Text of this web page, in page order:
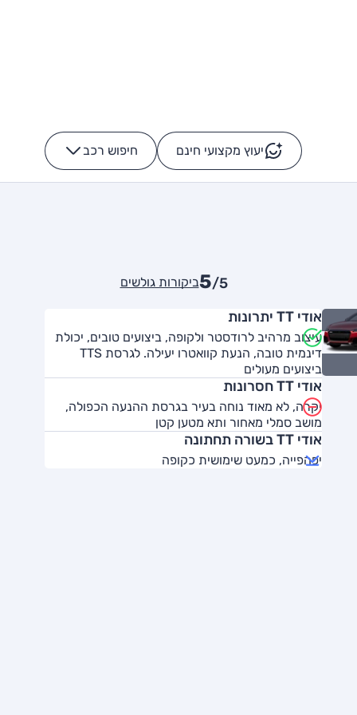
יעוץ מקצועי חינם חיפוש רכב -
5/5 ביקורות גולשים
אודי TT יתרונות
עיצוב מרהיב לרודסטר ולקופה, ביצועים טובים, יכולת
דינמית טובה, הנעת קוואטרו יעילה. לגרסת TTS
ביצועים מעולים
אודי TT חסרונות
יקרה, לא מאוד נוחה בעיר בגרסת ההנעה הכפולה,
מושב סמלי מאחור ותא מטען קטן
אודי TT בשורה תחתונה
יפהפייה, כמעט שימושית כקופה